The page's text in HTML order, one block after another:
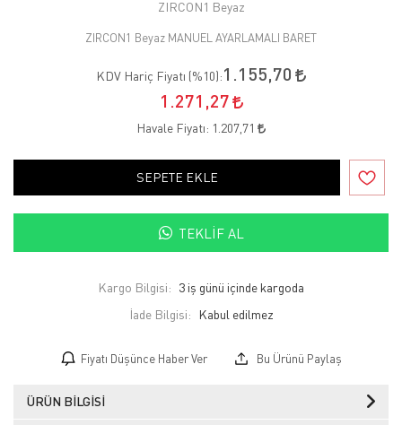
ZIRCON1 Beyaz
ZIRCON1 Beyaz MANUEL AYARLAMALI BARET
KDV Hariç Fiyatı (%10):1.155,70
1.271,27
Havale Fiyatı: 1.207,71
SEPETE EKLE
TEKLIF AL
Kargo Bilgisi: 3 iş günü içinde kargoda
İade Bilgisi:
Fiyatı Düşünce Haber Ver Bu Ürünü Paylaş
ÜRÜN BILGISI